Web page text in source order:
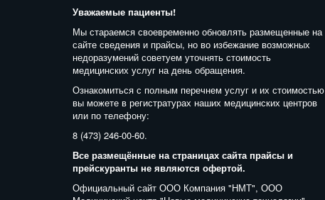
Уважаемые пациенты!
Мы стараемся своевременно обновлять размещенные на
сайте сведения и прайсы, но во избежание возможных
недоразумений советуем уточнять стоимость
медицинских услуг на день обращения.
Ознакомиться с полным перечнем услуг и их стоимостью
вы можете в регистратурах наших медицинских центров
или по телефону:
8 (473) 246-00-60.
Все размещённые на страницах сайта прайсы и
прейскуранты не являются офертой.
Официальный сайт ООО Компания "НМТ", ООО